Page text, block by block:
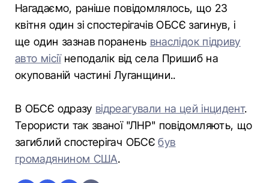
Нагадаємо, раніше повідомлялось, що 23
квітня один зі спостерігачів ОБСЄ загинув, і
ще один зазнав поранень внаслідок підриву
авто місіїнеподалік від села Пришиб на
окупованій частині Луганщини..
В ОБСЄ одразу відреагували на цей інцидент.
Терористи так званої "ЛНР" повідомляють, що
загиблий спостерігач ОБСЄбув
громадянином США.